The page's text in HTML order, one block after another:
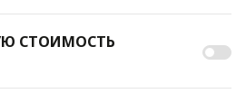
СТОИМОСТЬ